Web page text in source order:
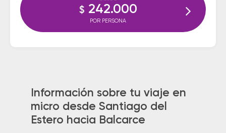
$ 242.000
POR PERSONA
Información sobre tu viaje en
micro desde Santiago del
Estero hacia Balcarce